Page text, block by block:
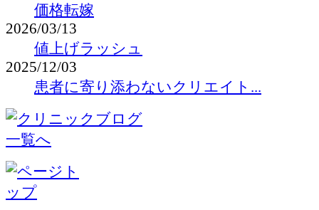
価格転嫁
2026/03/13
値上げラッシュ
2025/12/03
患者に寄り添わないクリエイト...